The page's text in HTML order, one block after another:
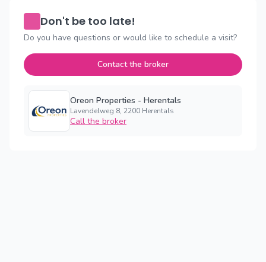
Don't be too late!
Do you have questions or would like to schedule a visit?
Contact the broker
Oreon Properties - Herentals
Lavendelweg 8, 2200 Herentals
Call the broker